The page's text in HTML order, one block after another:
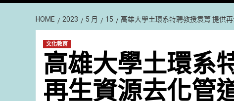
HOME 2023 5 月 15 高雄大學土環系特聘教授袁菁 提供
文化教育
高雄大學土環系
再生資源去化管